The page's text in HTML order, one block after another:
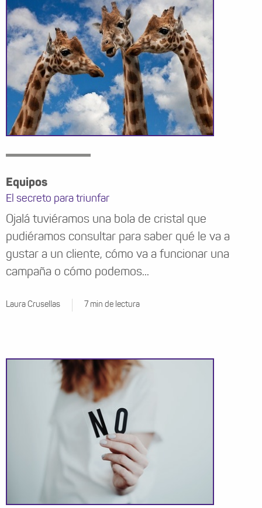
Equipos
El secreto para triunfar
Ojalá tuviéramos una bola de cristal que
pudiéramos consultar para saber qué le va a
gustar a un cliente, cómo va a funcionar una
campaña o cómo podemos...
Laura Crusellas 7 min de lectura